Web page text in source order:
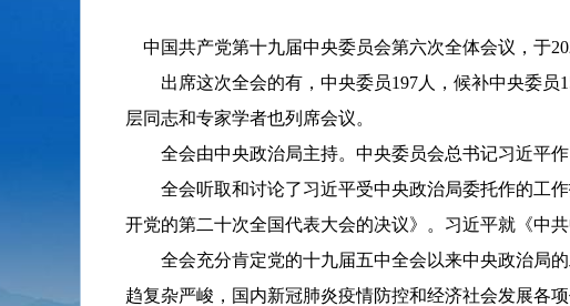
中国共产党第十九届中央委员会第六次全体会议，于
出席这次全会的有，中央委员197人，候补中央委
层同志和专家学者也列席会议。
全会由中央政治局主持。中央委员会总书记习近平作
全会听取和讨论了习近平受中央政治局委托作的工
开党的第二十次全国代表大会的决议》。习近平就《中
全会充分肯定党的十九届五中全会以来中央政治局
趋复杂严峻，国内新冠肺炎疫情防控和经济社会发展各